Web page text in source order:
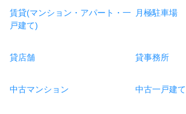
賃貸(マンション・アパート・一
戸建て)
月極駐車場
貸店舗 貸事務所
中古マンション 中古一戸建て